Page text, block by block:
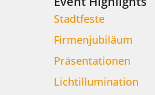
Stadtfeste
Firmenjubiläum
Präsentationen
Lichtillumination